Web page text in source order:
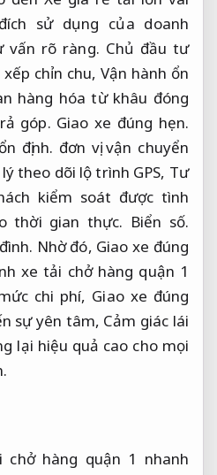
sử dụng của doanh
vấn rõ ràng. Chủ đầu tư
chỉn chu, Vận hành ổn
hàng hóa từ khâu đóng
góp. Giao xe đúng hẹn.
định. đơn vị vận chuyển
theo dõi lộ trình GPS, Tư
kiểm soát được tình
thời gian thực. Biển số.
Nhờ đó, Giao xe đúng
xe tải chở hàng quận 1
chi phí, Giao xe đúng
sự yên tâm, Cảm giác lái
lại hiệu quả cao cho mọi